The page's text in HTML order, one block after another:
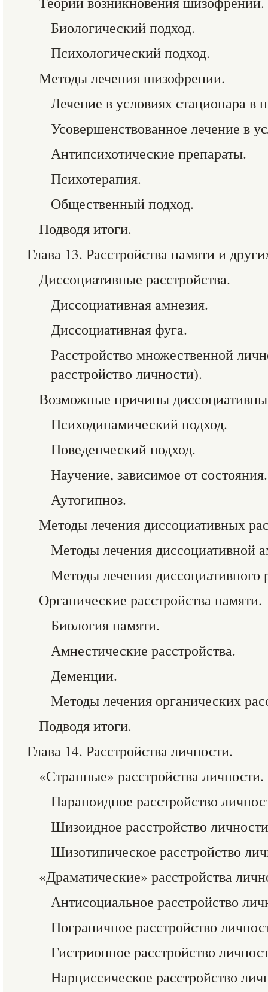
Биологический подход.
Психологический подход.
Методы лечения шизофрении.
Лечение в условиях стационара в
Усовершенствованное лечение в
Антипсихотические препараты.
Психотерапия.
Общественный подход.
Подводя итоги.
Глава 13. Расстройства памяти и
Диссоциативные расстройства.
Диссоциативная амнезия.
Диссоциативная фуга.
Расстройство множественной
расстройство личности).
Возможные причины
Психодинамический подход.
Поведенческий подход.
Научение, зависимое от состояния.
Аутогипноз.
Методы лечения диссоциативных
Методы лечения диссоциативной
Методы лечения диссоциативного
Органические расстройства памяти.
Биология памяти.
Амнестические расстройства.
Деменции.
Методы лечения органических
Подводя итоги.
Глава 14. Расстройства личности.
«Странные» расстройства личности.
Параноидное расстройство
Шизоидное расстройство
Шизотипическое расстройство
«Драматические» расстройства
Антисоциальное расстройство
Пограничное расстройство
Гистрионное расстройство
Нарциссическое расстройство